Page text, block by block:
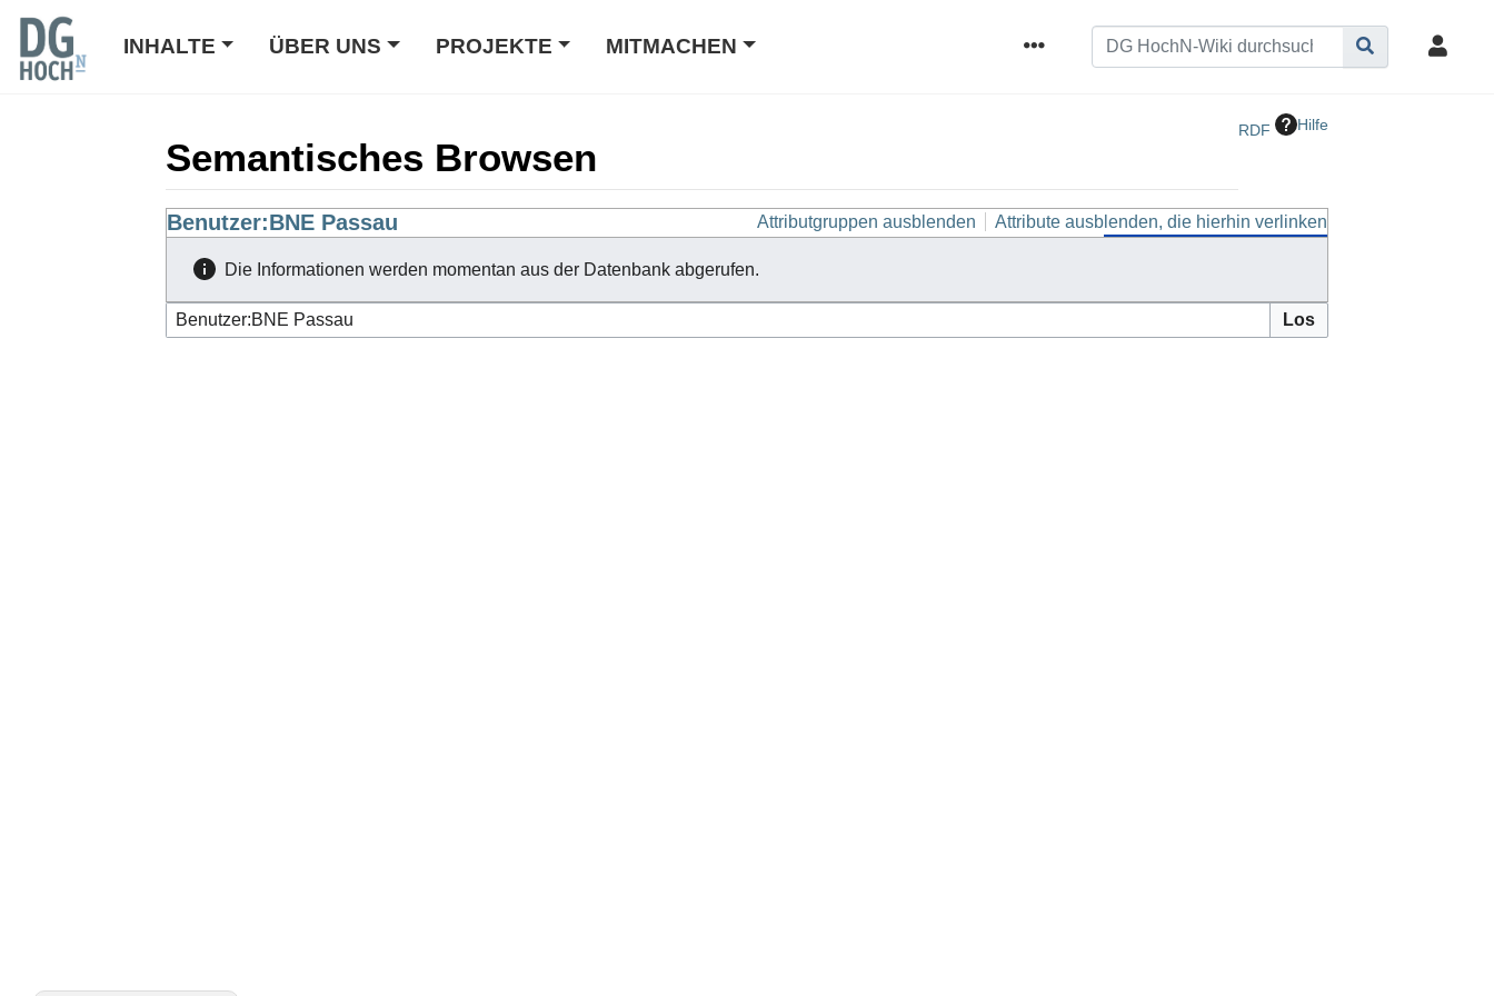
INHALTE ÜBER UNS PROJEKTE MITMACHEN
RDF Hilfe
Semantisches Browsen
Wechseln zu:Navigation,Suche
Benutzer:BNE Passau Attributgruppen ausblenden Attribute ausblenden, die hierhin verlinken
Die Informationen werden momentan aus der Datenbank abgerufen.